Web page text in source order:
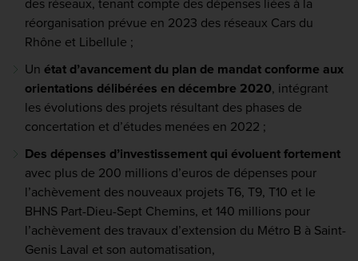
des réseaux, tenant compte des dépenses liées à la
réorganisation prévue en 2023 des réseaux Cars du
Rhône et Libellule ;
Un état d’avancement du plan de mandat conforme aux
orientations délibérées en décembre 2020, intégrant
les évolutions des projets résultant des phases de
concertation et d’études menées en 2022 ;
Des dépenses d’investissement qui évoluent fortement
avec plus de 200 millions d’euros de dépenses pour
l’achèvement des nouveaux projets T6, T9, T10 et le
BHNS Part-Dieu-Sept Chemins, et 140 millions pour
l’achèvement des travaux d’extension du Métro B à Saint-
Genis Laval et son automatisation,